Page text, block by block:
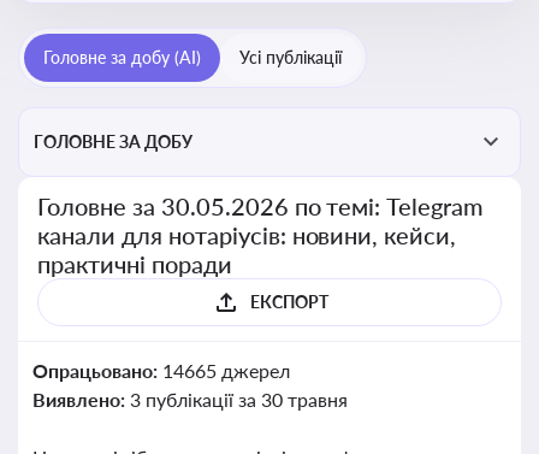
нотаріусів
Головне за добу (AI) Усі публікації
ГОЛОВНЕ ЗА ДОБУ
Головне за 30.05.2026 по темі: Telegram
канали для нотаріусів: новини, кейси,
практичні поради
ЕКСПОРТ
Опрацьовано: 14665 джерел
Виявлено: 3 публікації за 30 травня